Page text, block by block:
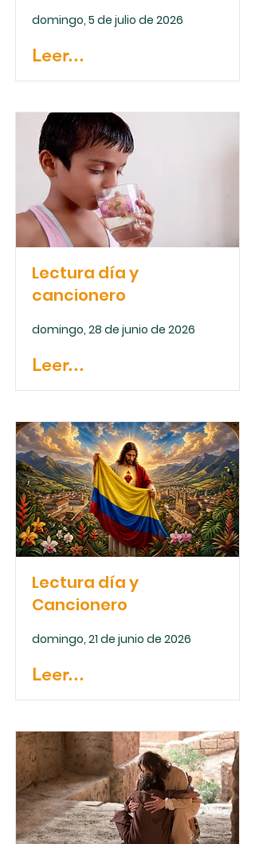
domingo, 5 de julio de 2026
Leer...
Lectura día y
cancionero
domingo, 28 de junio de 2026
Leer...
Lectura día y
Cancionero
domingo, 21 de junio de 2026
Leer...